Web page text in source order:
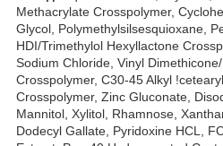
Methacrylate Crosspolymer,
Glycol, Polymethylsilsesquioxane,
HDI/Trimethylol Hexyllactone
Sodium Chloride, Vinyl
Crosspolymer, C30-45 Alkyl
Crosspolymer, Zinc Gluconate,
Mannitol, Xylitol, Rhamnose,
Dodecyl Gallate, Pyridoxine HCL,